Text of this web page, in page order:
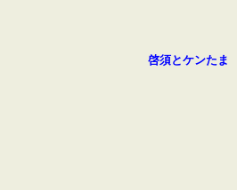
啓須とケンたま